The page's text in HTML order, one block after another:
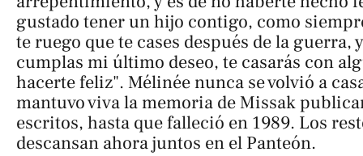
gustado tener un hijo contigo, como
te ruego que te cases después de la guerra,
cumplas mi último deseo, te casarás con
hacerte feliz". Mélinée nunca se volvió a
mantuvo viva la memoria de Missak
escritos, hasta que falleció en 1989. Los
descansan ahora juntos en el Panteón.